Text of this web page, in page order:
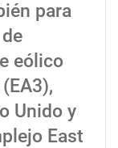
para
eólico
Unido y
East